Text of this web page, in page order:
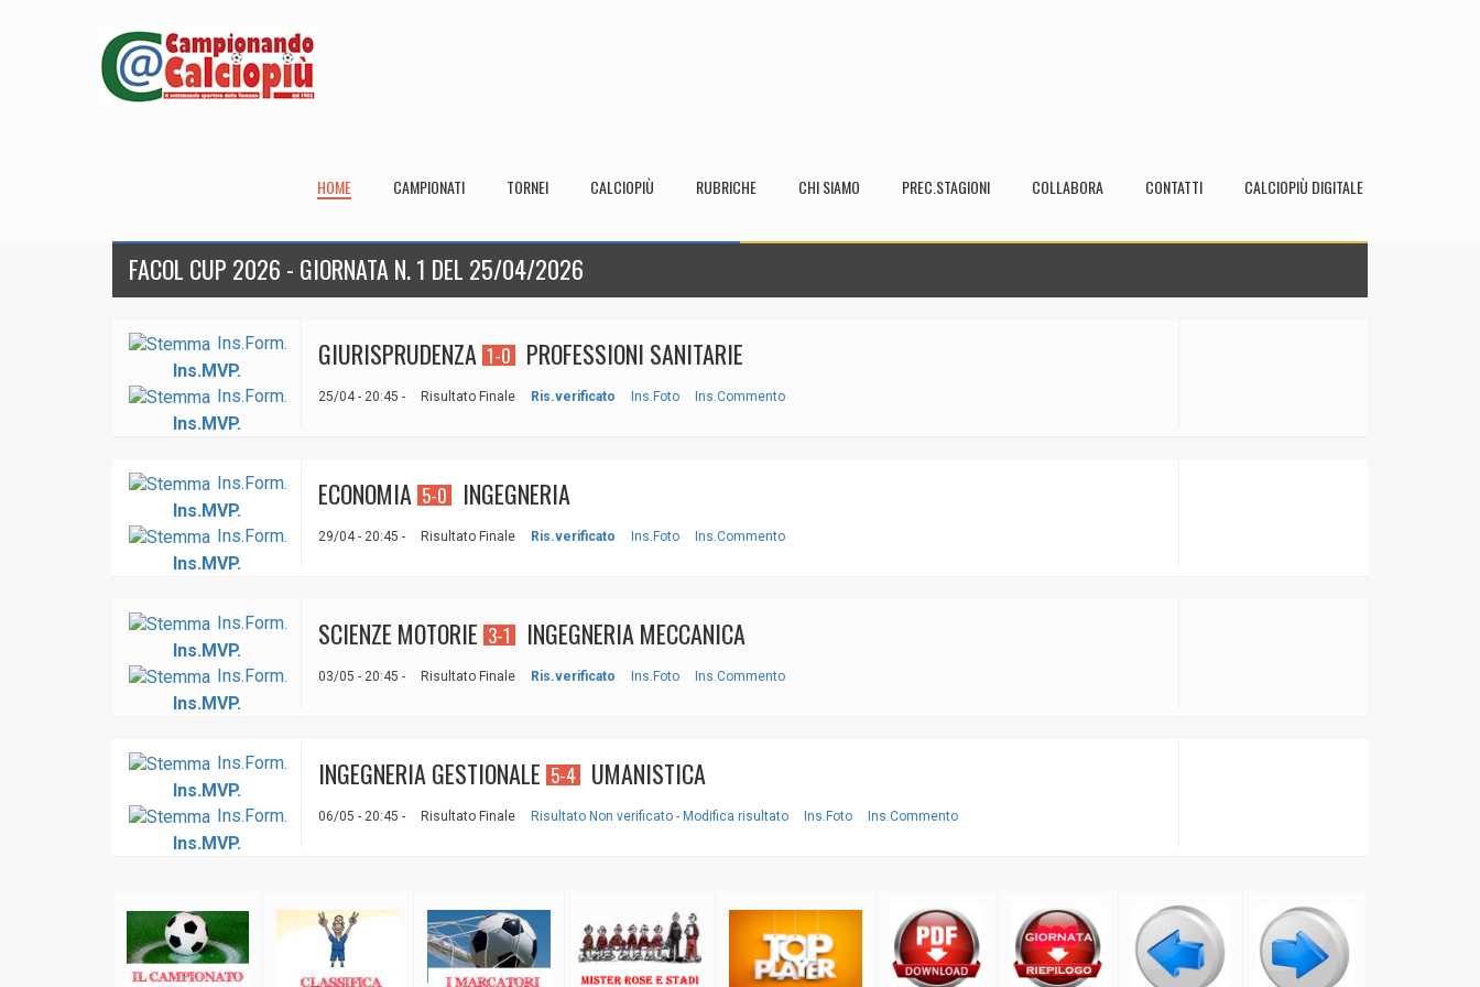
HOME CAMPIONATI TORNEI CALCIOPIÙ RUBRICHE CHI SIAMO PREC.STAGIONI COLLABORA CONTATTI CALCIOPIÙ DIGITALE
FACOL CUP 2026 - GIORNATA N. 1 DEL 25/04/2026
GIURISPR­UDENZA 1-0 PROFESSIONI SANITARIE
25/04 - 20:45 - Risultato Finale Ris.verificato Ins.Foto Ins.Commento
Ins.Form.
Ins.MVP.
Ins.Form.
Ins.MVP.
ECONOMIA 5-0 INGEGNERIA
29/04 - 20:45 - Risultato Finale Ris.verificato Ins.Foto Ins.Commento
Ins.Form.
Ins.MVP.
Ins.Form.
Ins.MVP.
SCIENZE MOTORIE 3-1 INGEGNERIA MECCANICA
03/05 - 20:45 - Risultato Finale Ris.verificato Ins.Foto Ins.Commento
Ins.Form.
Ins.MVP.
Ins.Form.
Ins.MVP.
INGEGNERIA GESTIONALE 5-4 UMANISTICA
06/05 - 20:45 - Risultato Finale Risultato Non verificato - Modifica risultato Ins.Foto Ins.Commento
Ins.Form.
Ins.MVP.
Ins.Form.
Ins.MVP.